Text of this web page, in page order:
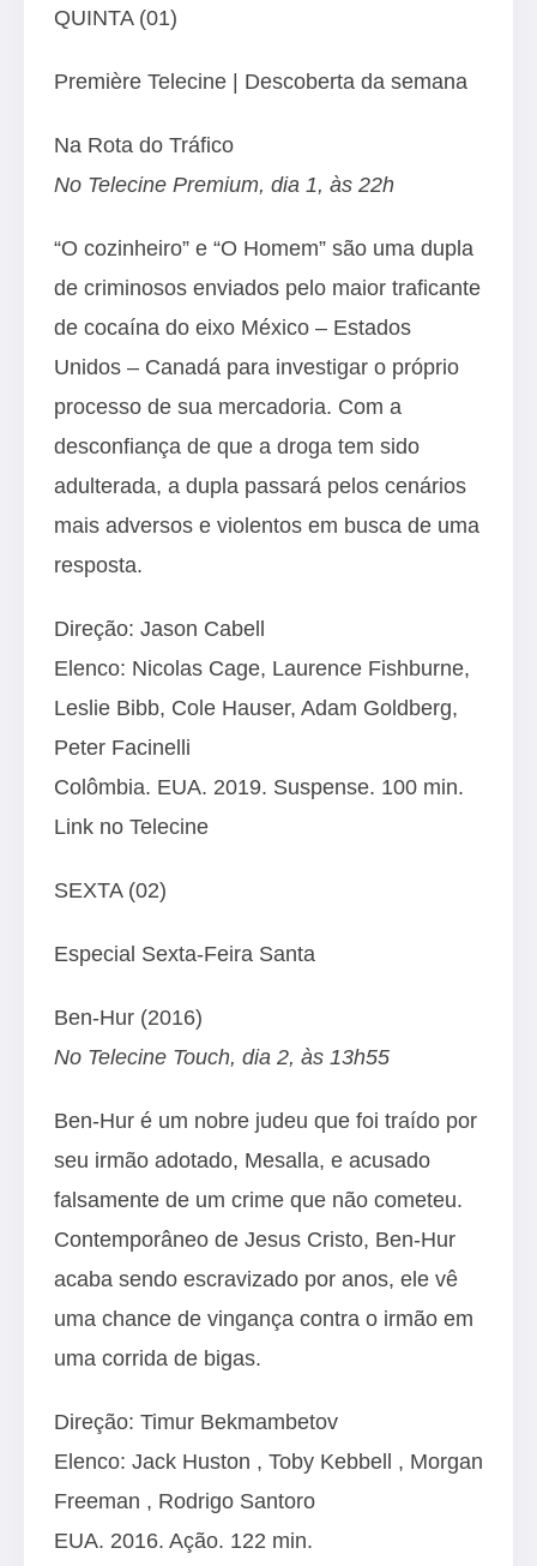
QUINTA (01)
Première Telecine | Descoberta da semana
Na Rota do Tráfico
No Telecine Premium, dia 1, às 22h
“O cozinheiro” e “O Homem” são uma dupla
de criminosos enviados pelo maior traficante
de cocaína do eixo México – Estados
Unidos – Canadá para investigar o próprio
processo de sua mercadoria. Com a
desconfiança de que a droga tem sido
adulterada, a dupla passará pelos cenários
mais adversos e violentos em busca de uma
resposta.
Direção: Jason Cabell
Elenco: Nicolas Cage, Laurence Fishburne,
Leslie Bibb, Cole Hauser, Adam Goldberg,
Peter Facinelli
Colômbia. EUA. 2019. Suspense. 100 min.
Link no Telecine
SEXTA (02)
Especial Sexta-Feira Santa
Ben-Hur (2016)
No Telecine Touch, dia 2, às 13h55
Ben-Hur é um nobre judeu que foi traído por
seu irmão adotado, Mesalla, e acusado
falsamente de um crime que não cometeu.
Contemporâneo de Jesus Cristo, Ben-Hur
acaba sendo escravizado por anos, ele vê
uma chance de vingança contra o irmão em
uma corrida de bigas.
Direção: Timur Bekmambetov
Elenco: Jack Huston , Toby Kebbell , Morgan
Freeman , Rodrigo Santoro
EUA. 2016. Ação. 122 min.